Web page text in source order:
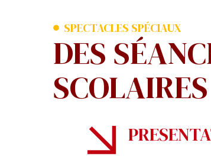
SPECTACLES SPÉCIAUX
DES
SCOLAIRES